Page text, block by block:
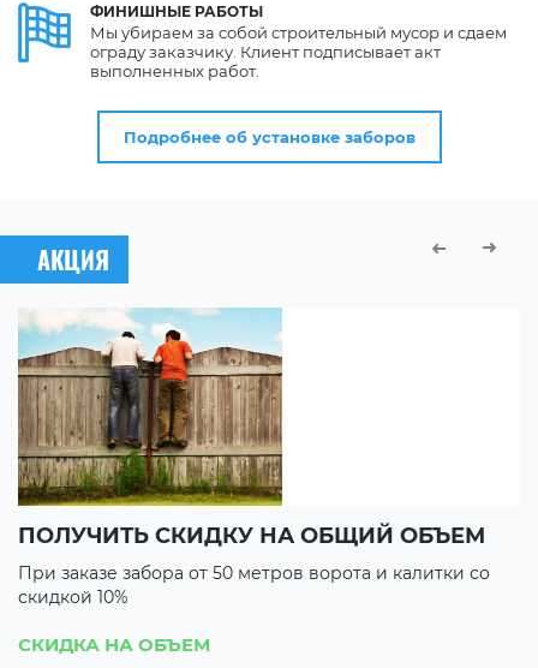
ФИНИШНЫЕ РАБОТЫ
Мы убираем за собой строительный мусор и сдаем
ограду заказчику. Клиент подписывает акт
выполненных работ.
Подробнее об установке заборов
АКЦИЯ
ПОЛУЧИТЬ СКИДКУ НА ОБЩИЙ ОБЪЕМ
При заказе забора от 50 метров ворота и калитки со
скидкой 10%
СКИДКА НА ОБЪЕМ